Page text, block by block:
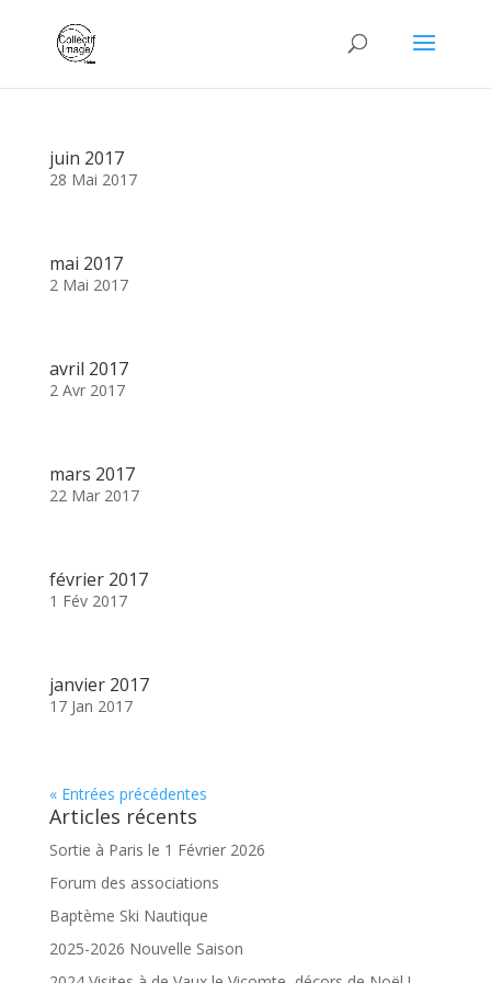
juin 2017
28 Mai 2017
mai 2017
2 Mai 2017
avril 2017
2 Avr 2017
mars 2017
22 Mar 2017
février 2017
1 Fév 2017
janvier 2017
17 Jan 2017
« Entrées précédentes
Articles récents
Sortie à Paris le 1 Février 2026
Forum des associations
Baptème Ski Nautique
2025-2026 Nouvelle Saison